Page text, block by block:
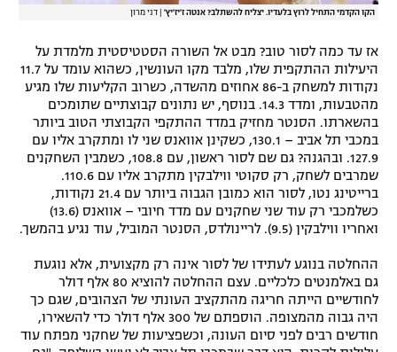
הקו הקדמי התחיל לרוץ בלעדיו. יצליח להשתלב? אנטה ז'יז'יץ' דני מרון
אז עד כמה לסור טוב? מבט אל השורה הסטטיסטית מלמדת על
היעילות ההתקפית שלו, מלבד מקו העונשין, כשהוא עומד על 11.7
נקודות למשחק ב-86 אחוזים מהשדה, כשרוב הקליעות שלו מגיע
מהטבעות, ומדד 14.3. בנוסף, יש נתונים קבוצתיים שתומכים
בהשארתו. הסנטר מחזיק במדד ההתקפי הקבוצתי הטוב ביותר
במכבי תל אביב – 130.1, כשקינן אוואנס שני לו ומתקרב אליו עם
127.9. ובהגנה? גם שם לסור ראשון, עם 108.8, כשמבין השחקנים
שמרבים לשחק, רק סקוטי ווילבקין מתקרב אליו עם 110.6.
ברייטינג נטו, לסור הוא כמובן הגבוה ביותר עם 21.4 נקודות,
כשלמכבי רק עוד שני שחקנים עם מדד חיובי – אוואנס (13.6)
ואחריו ווילבקין (9.5). לריינולדס, הסנטר המוביל, עוד נגיע בהמשך.
ההחלטה בנוגע לעתידו של לסור אינה רק מקצועית, אלא נוגעת
גם באלמנטים כלכליים. עצם ההחלטה להוציא 80 אלף דולר
לחודשיים הייתה חריגה מהתקציב העונתי של הצהובים, שגם כך
היה גבוה מהמצופה. הוספתם של 300 אלף דולר כדי להשאירו,
חודשים רבים לפני סיום העונה, וכשפציעות של שחקני מפתח עוד